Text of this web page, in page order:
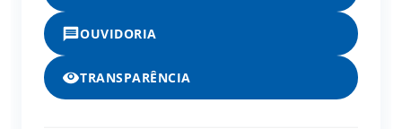
OUVIDORIA
TRANSPARÊNCIA